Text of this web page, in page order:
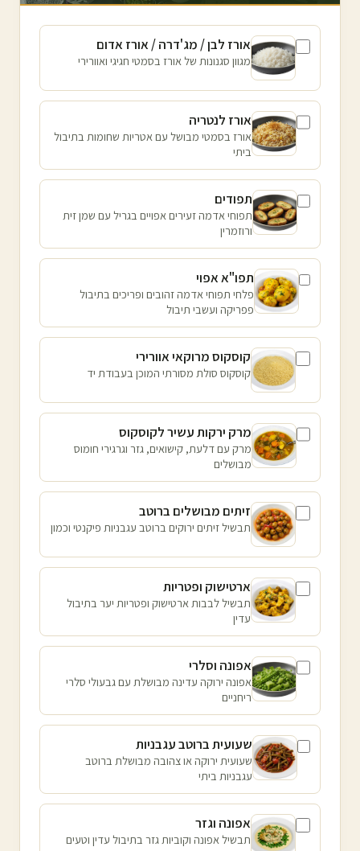
אורז לבן / מג'דרה / אורז אדום
מגוון סגנונות של אורז בסמטי חגיגי ואוורירי
אורז לנטריה
אורז בסמטי מבושל עם אטריות שחומות בתיבול
ביתי
תפודים
תפוחי אדמה זעירים אפויים בגריל עם שמן זית
ורוזמרין
תפו"א אפוי
פלחי תפוחי אדמה זהובים ופריכים בתיבול
פפריקה ועשבי תיבול
קוסקוס מרוקאי אוורירי
קוסקוס סולת מסורתי המוכן בעבודת יד
מרק ירקות עשיר לקוסקוס
מרק עם דלעת, קישואים, גזר וגרגירי חומוס
מבושלים
זיתים מבושלים ברוטב
תבשיל זיתים ירוקים ברוטב עגבניות פיקנטי וכמון
ארטישוק ופטריות
תבשיל לבבות ארטישוק ופטריות יער בתיבול
עדין
אפונה וסלרי
אפונה ירוקה עדינה מבושלת עם גבעולי סלרי
ריחניים
שעועית ברוטב עגבניות
שעועית ירוקה או צהובה מבושלת ברוטב
עגבניות ביתי
אפונה וגזר
תבשיל אפונה וקוביות גזר בתיבול עדין וטעים